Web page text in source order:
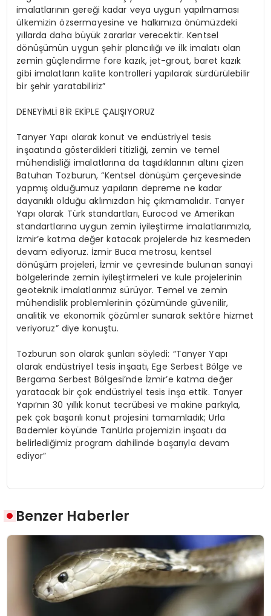
imalatlarının gereği kadar veya uygun yapılmaması
ülkemizin özsermayesine ve halkımıza önümüzdeki
yıllarda daha büyük zararlar verecektir. Kentsel
dönüşümün uygun şehir plancılığı ve ilk imalatı olan
zemin güçlendirme fore kazık, jet-grout, baret kazık
gibi imalatların kalite kontrolleri yapılarak sürdürülebilir
bir şehir yaratabiliriz”
DENEYİMLİ BİR EKİPLE ÇALIŞIYORUZ
Tanyer Yapı olarak konut ve endüstriyel tesis
inşaatında gösterdikleri titizliği, zemin ve temel
mühendisliği imalatlarına da taşıdıklarının altını çizen
Batuhan Tozburun, “Kentsel dönüşüm çerçevesinde
yapmış olduğumuz yapıların depreme ne kadar
dayanıklı olduğu aklımızdan hiç çıkmamalıdır. Tanyer
Yapı olarak Türk standartları, Eurocod ve Amerikan
standartlarına uygun zemin iyileştirme imalatlarımızla,
İzmir’e katma değer katacak projelerde hız kesmeden
devam ediyoruz. İzmir Buca metrosu, kentsel
dönüşüm projeleri, İzmir ve çevresinde bulunan sanayi
bölgelerinde zemin iyileştirmeleri ve kule projelerinin
geoteknik imalatlarımız sürüyor. Temel ve zemin
mühendislik problemlerinin çözümünde güvenilir,
analitik ve ekonomik çözümler sunarak sektöre hizmet
veriyoruz” diye konuştu.
Tozburun son olarak şunları söyledi: “Tanyer Yapı
olarak endüstriyel tesis inşaatı, Ege Serbest Bölge ve
Bergama Serbest Bölgesi’nde İzmir’e katma değer
yaratacak bir çok endüstriyel tesis inşa ettik. Tanyer
Yapı’nın 30 yıllık konut tecrübesi ve makine parkıyla,
pek çok başarılı konut projesini tamamladık; Urla
Bademler köyünde TanUrla projemizin inşaatı da
belirlediğimiz program dahilinde başarıyla devam
ediyor”
Benzer Haberler